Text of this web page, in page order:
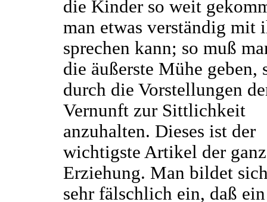
die Kinder so weit
man etwas verständig mit
sprechen kann; so muß
die äußerste Mühe geben,
durch die Vorstellungen
Vernunft zur Sittlichkeit
anzuhalten. Dieses ist der
wichtigste Artikel der
Erziehung. Man bildet
sehr fälschlich ein, daß